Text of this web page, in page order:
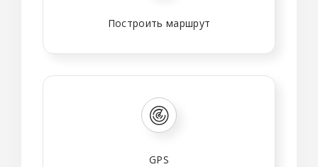
Построить маршрут
GPS